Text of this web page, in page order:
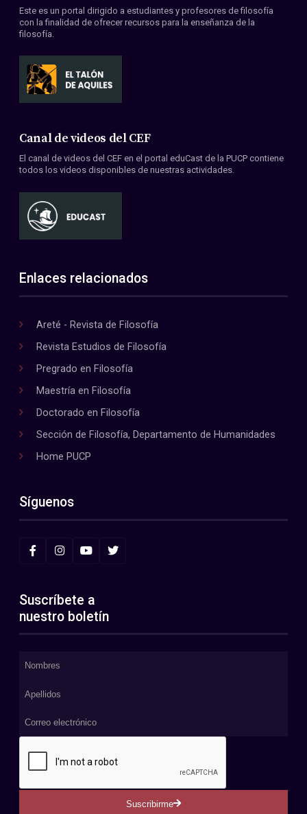
Este es un portal dirigido a estudiantes y profesores de filosofía
con la finalidad de ofrecer recursos para la enseñanza de la
filosofía.
Canal de videos del CEF
El canal de videos del CEF en el portal eduCast de la PUCP contiene
todos los videos disponibles de nuestras actividades.
Enlaces relacionados
Areté - Revista de Filosofía
Revista Estudios de Filosofía
Pregrado en Filosofía
Maestría en Filosofía
Doctorado en Filosofía
Sección de Filosofía, Departamento de Humanidades
Home PUCP
Síguenos
Suscríbete a
nuestro boletín
Suscribirme